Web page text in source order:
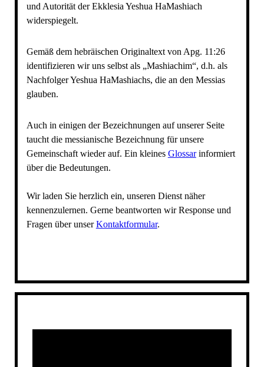
und Autorität der Ekklesia Yeshua HaMashiach
widerspiegelt.
Gemäß dem hebräischen Originaltext von Apg. 11:26
identifizieren wir uns selbst als „Mashiachim“, d.h. als
Nachfolger Yeshua HaMashiachs, die an den Messias
glauben.
Auch in einigen der Bezeichnungen auf unserer Seite
taucht die messianische Bezeichnung für unsere
Gemeinschaft wieder auf. Ein kleines Glossarinformiert
über die Bedeutungen.
Wir laden Sie herzlich ein, unseren Dienst näher
kennenzulernen. Gerne beantworten wir Response und
Fragen über unserKontaktformular.